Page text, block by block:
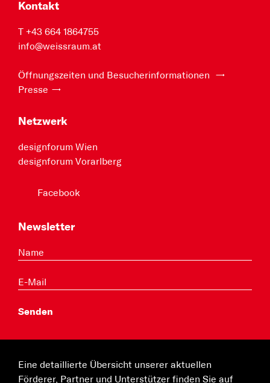
Kontakt
T +43 664 1864755
info@weissraum.at
Öffnungszeiten und Besucherinformationen
Presse
Netzwerk
designforum Wien
designforum Vorarlberg
Facebook
Newsletter
Eine detaillierte Übersicht unserer aktuellen
Förderer, Partner und Unterstützer finden Sie auf